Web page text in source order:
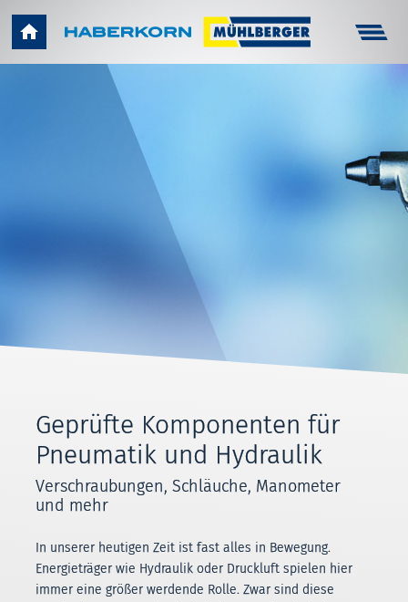
Arbeitsschutz
Technik
Karriere
Kontakt
Geprüfte Komponenten für
Pneumatik und Hydraulik
Verschraubungen, Schläuche, Manometer
und mehr
In unserer heutigen Zeit ist fast alles in Bewegung.
Energieträger wie Hydraulik oder Druckluft spielen hier
immer eine größer werdende Rolle. Zwar sind diese